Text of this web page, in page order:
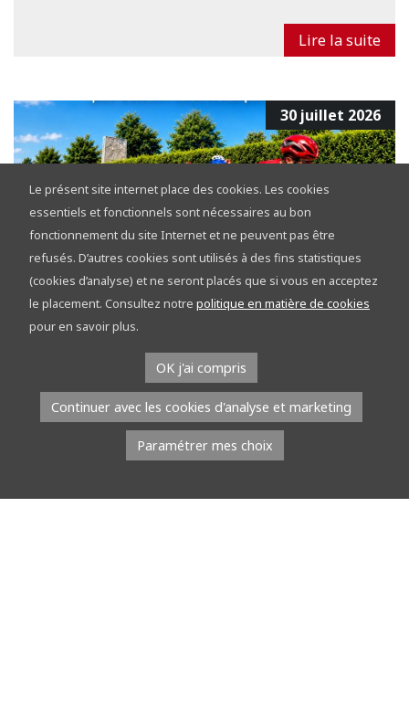
Lire la suite
30 juillet 2026
Tour de la Province de Namur 2026 :
découvrez le réseau points-nœuds sur les
étapes
À l’occasion du Tour de la Province de Namur, l’équipe du réseau
points-nœuds part à la rencontre du public. Du […]
Le présent site internet place des cookies. Les cookies
essentiels et fonctionnels sont nécessaires au bon
fonctionnement du site Internet et ne peuvent pas être
refusés. D’autres cookies sont utilisés à des fins statistiques
(cookies d’analyse) et ne seront placés que si vous en acceptez
le placement. Consultez notre politique en matière de cookies
pour en savoir plus.
OK j'ai compris
Continuer avec les cookies d'analyse et marketing
Paramétrer mes choix